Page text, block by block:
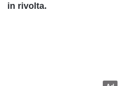
in rivolta.